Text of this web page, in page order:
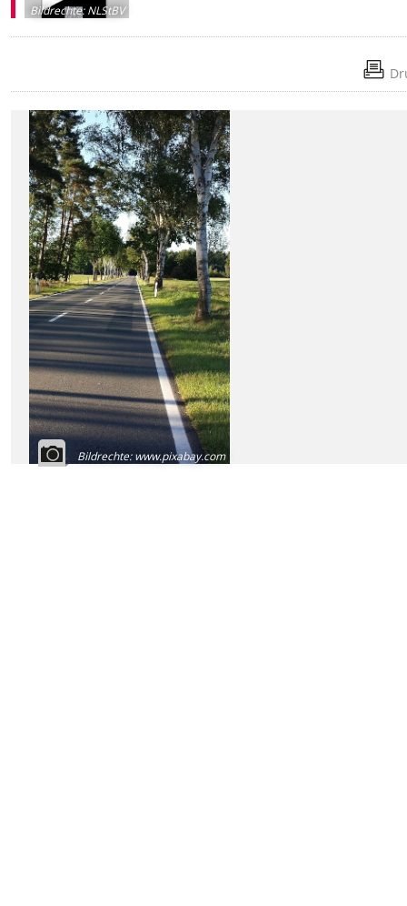
Bildrechte:NLStBV
Bildrechte:www.pixabay.com